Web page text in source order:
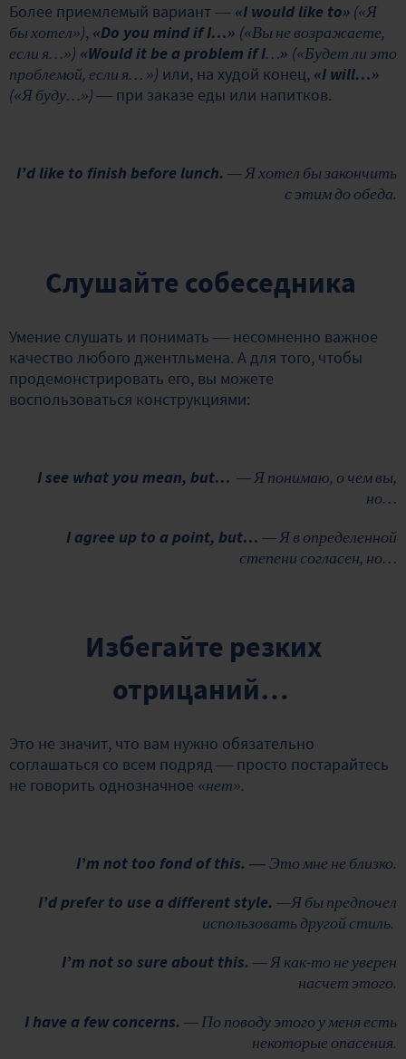
Более приемлемый вариант — «I would like to» («Я
бы хотел»), «Do you mind if I…» («Вы не возражаете,
если я…») «Would it be a problem if I…» («Будет ли это
проблемой, если я… ») или, на худой конец, «I will…»
(«Я буду…»)— при заказе еды или напитков.
I’d like to finish before lunch. — Я хотел бы закончить
с этим до обеда.
Слушайте собеседника
Умение слушать и понимать — несомненно важное
качество любого джентльмена. А для того, чтобы
продемонстрировать его, вы можете
воспользоваться конструкциями:
I see what you mean, but… — Я понимаю, о чем вы,
но…
I agree up to a point, but… — Я в определенной
степени согласен, но…
Избегайте резких
отрицаний…
Это не значит, что вам нужно обязательно
соглашаться со всем подряд — просто постарайтесь
не говорить однозначное «нет».
I’m not too fond of this. — Это мне не близко.
I’d prefer to use a different style. —Я бы предпочел
использовать другой стиль.
I’m not so sure about this. — Я как-то не уверен
насчет этого.
I have a few concerns. — По поводу этого у меня есть
некоторые опасения.